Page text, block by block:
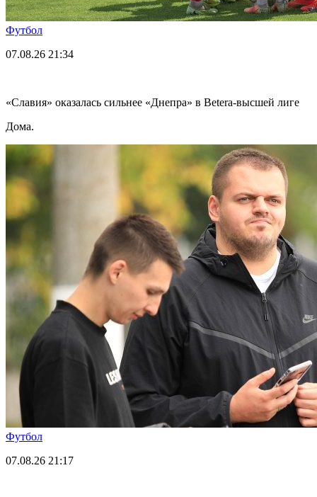
Футбол
07.08.26 21:34
«Славия» оказалась сильнее «Днепра» в Betera-высшей лиге
Дома.
Футбол
07.08.26 21:17